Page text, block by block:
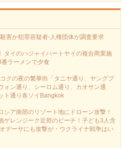
害か犯罪容疑者-人権団体が調査要求
タイのハジャイハートヤイの複合商業施
ラーメンで夕食
クの夜の繁華街「タニヤ通り、ヤングプ
ォン通り、シーロム通り、カオサン通
ト通り各ソイBangkok
シア南部のリゾート地にドローン攻撃！
ゲレンジーク近郊のビーチ！子ども3人含
デーサにも攻撃が・ウクライナ戦争はい